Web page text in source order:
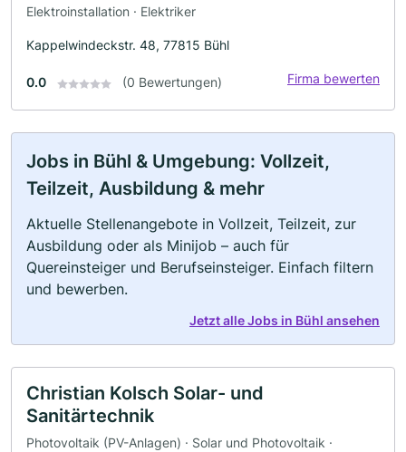
Elektroinstallation · Elektriker
Kappelwindeckstr. 48, 77815 Bühl
0.0 (0 Bewertungen) Firma bewerten
Jobs in Bühl & Umgebung: Vollzeit,
Teilzeit, Ausbildung & mehr
Aktuelle Stellenangebote in Vollzeit, Teilzeit, zur
Ausbildung oder als Minijob – auch für
Quereinsteiger und Berufseinsteiger. Einfach filtern
und bewerben.
Jetzt alle Jobs in Bühl ansehen
Christian Kolsch Solar- und
Sanitärtechnik
Photovoltaik (PV-Anlagen) · Solar und Photovoltaik ·